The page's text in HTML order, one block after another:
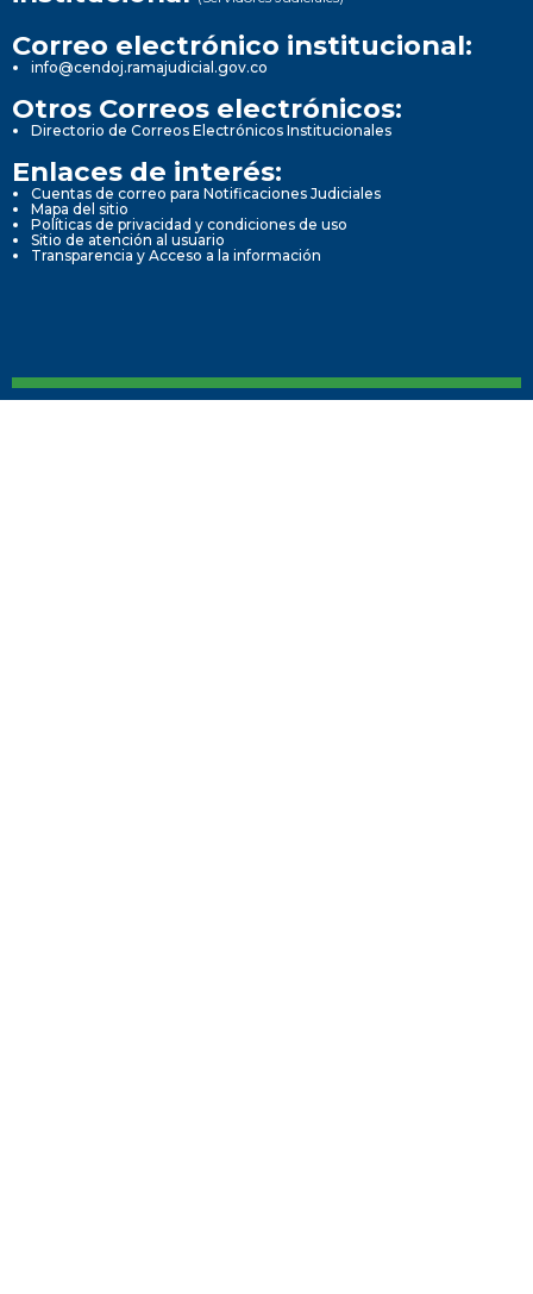
Correo electrónico institucional:
info@cendoj.ramajudicial.gov.co
Otros Correos electrónicos:
Directorio de Correos Electrónicos Institucionales
Enlaces de interés:
Cuentas de correo para Notificaciones Judiciales
Mapa del sitio
Políticas de privacidad y condiciones de uso
Sitio de atención al usuario
Transparencia y Acceso a la información